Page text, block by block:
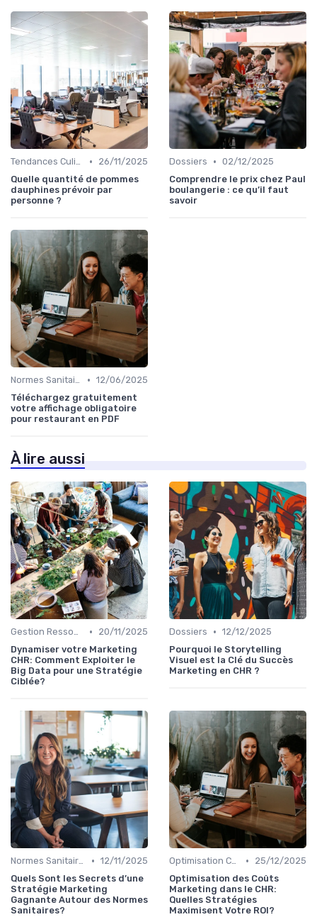
Tendances Culinaire •
26/11/2025
Quelle quantité de pommes
dauphines prévoir par
personne ?
Dossiers • 02/12/2025
Comprendre le prix chez Paul
boulangerie : ce qu’il faut
savoir
Normes Sanitaires • 12/06/2025
Téléchargez gratuitement
votre affichage obligatoire
pour restaurant en PDF
À lire aussi
Gestion Ressources •
20/11/2025
Dynamiser votre Marketing
CHR: Comment Exploiter le
Big Data pour une Stratégie
Ciblée?
Dossiers • 12/12/2025
Pourquoi le Storytelling
Visuel est la Clé du Succès
Marketing en CHR ?
Normes Sanitaires • 12/11/2025
Quels Sont les Secrets d’une
Stratégie Marketing
Gagnante Autour des Normes
Sanitaires?
Optimisation Coûts •
25/12/2025
Optimisation des Coûts
Marketing dans le CHR:
Quelles Stratégies
Maximisent Votre ROI?